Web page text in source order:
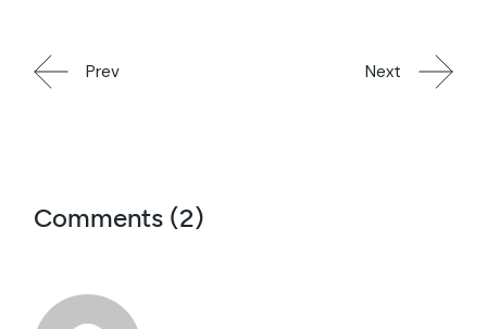
Prev Next
Comments (2)